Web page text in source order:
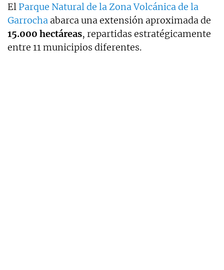
El Parque Natural de la Zona Volcánica de la
Garrocha abarca una extensión aproximada de
15.000 hectáreas, repartidas estratégicamente
entre 11 municipios diferentes.